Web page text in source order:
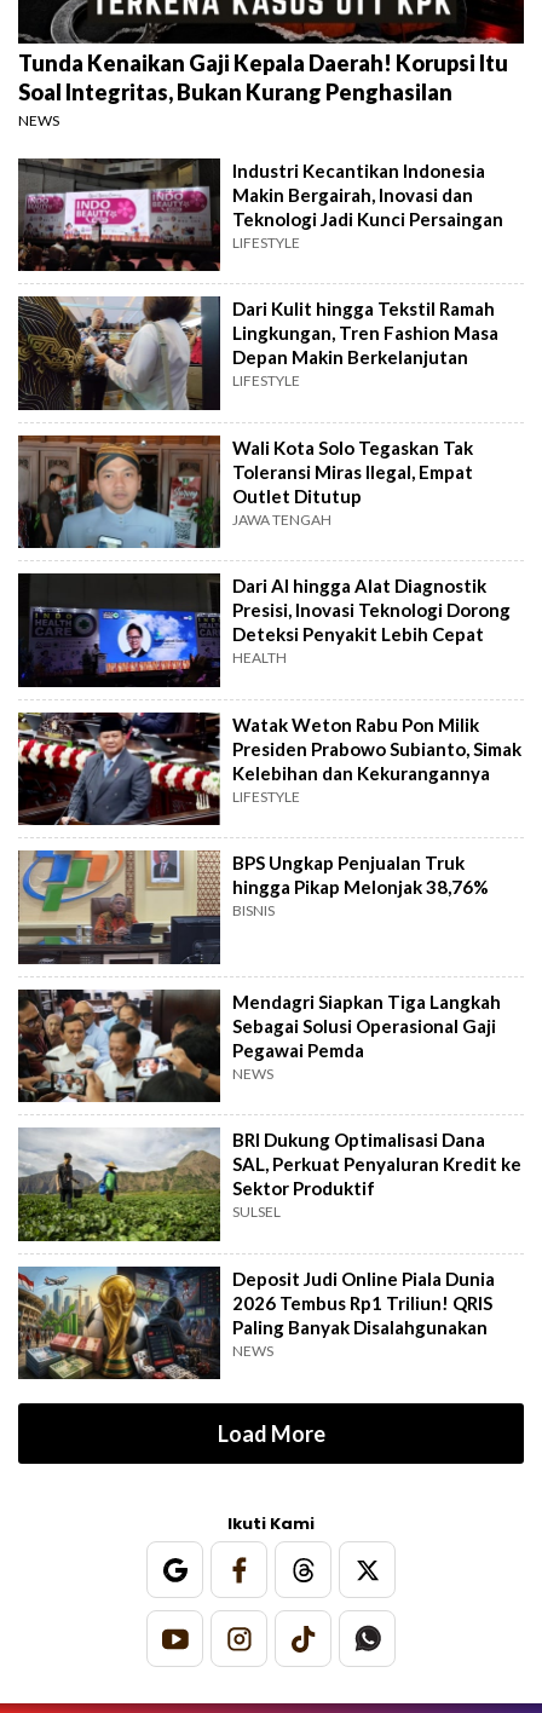
Tunda Kenaikan Gaji Kepala Daerah! Korupsi Itu
Soal Integritas, Bukan Kurang Penghasilan
NEWS
Industri Kecantikan Indonesia
Makin Bergairah, Inovasi dan
Teknologi Jadi Kunci Persaingan
LIFESTYLE
Dari Kulit hingga Tekstil Ramah
Lingkungan, Tren Fashion Masa
Depan Makin Berkelanjutan
LIFESTYLE
Wali Kota Solo Tegaskan Tak
Toleransi Miras Ilegal, Empat
Outlet Ditutup
JAWA TENGAH
Dari AI hingga Alat Diagnostik
Presisi, Inovasi Teknologi Dorong
Deteksi Penyakit Lebih Cepat
HEALTH
Watak Weton Rabu Pon Milik
Presiden Prabowo Subianto, Simak
Kelebihan dan Kekurangannya
LIFESTYLE
BPS Ungkap Penjualan Truk
hingga Pikap Melonjak 38,76%
BISNIS
Mendagri Siapkan Tiga Langkah
Sebagai Solusi Operasional Gaji
Pegawai Pemda
NEWS
BRI Dukung Optimalisasi Dana
SAL, Perkuat Penyaluran Kredit ke
Sektor Produktif
SULSEL
Deposit Judi Online Piala Dunia
2026 Tembus Rp1 Triliun! QRIS
Paling Banyak Disalahgunakan
NEWS
Load More
Ikuti Kami